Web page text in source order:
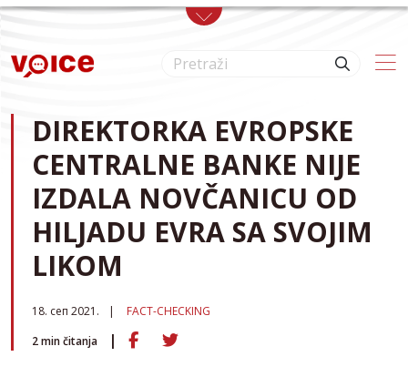
Skip to main content
DIREKTORKA EVROPSKE
CENTRALNE BANKE NIJE
IZDALA NOVČANICU OD
HILJADU EVRA SA SVOJIM
LIKOM
18. сеп 2021.
FACT-CHECKING
2min čitanja